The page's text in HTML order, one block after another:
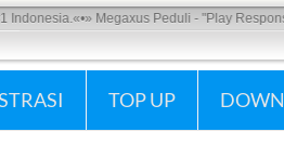
«•» Megaxus Peduli - "Play Responsibly"
TOP UP